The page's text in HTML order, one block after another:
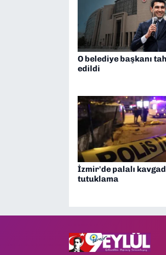
O belediye başkanı
edildi
İzmir'de palalı
tutuklama